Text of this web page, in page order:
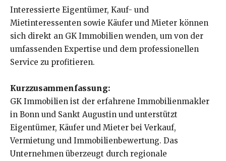
Interessierte Eigentümer, Kauf- und
Mietinteressenten sowie Käufer und Mieter können
sich direkt an GK Immobilien wenden, um von der
umfassenden Expertise und dem professionellen
Service zu profitieren.
Kurzzusammenfassung:
GK Immobilien ist der erfahrene Immobilienmakler
in Bonn und Sankt Augustin und unterstützt
Eigentümer, Käufer und Mieter bei Verkauf,
Vermietung und Immobilienbewertung. Das
Unternehmen überzeugt durch regionale